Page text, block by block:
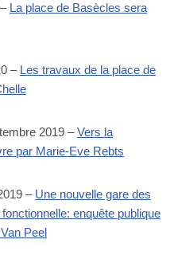
La place de Basècles sera
– Les travaux de la place de
2019 –Vers la
par Marie-Eve Rebts
– Une nouvelle gare des
enquête publique
Peel